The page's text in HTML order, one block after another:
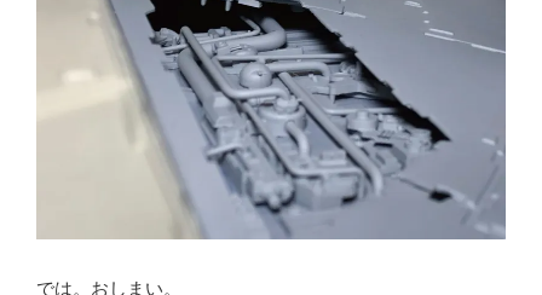
では。おしまい。